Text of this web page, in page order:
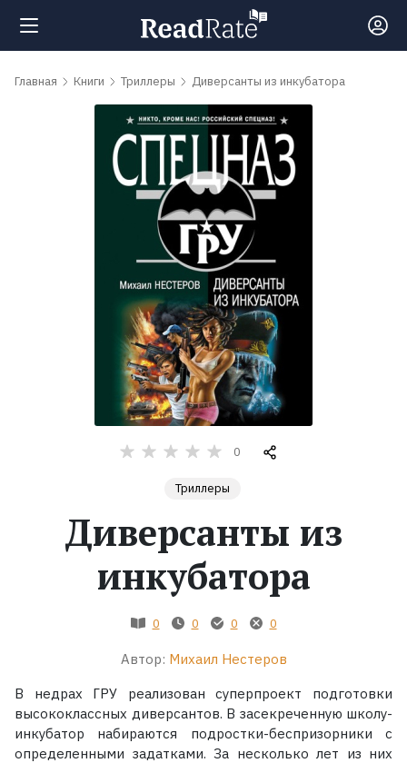
Поиск
обсуждаемые
Экранизации
Главная Книги Триллеры Диверсанты из инкубатора
0
Триллеры
Диверсанты из
инкубатора
0 0 0 0
Автор: Михаил Нестеров
В недрах ГРУ реализован суперпроект подготовки
высококлассных диверсантов. В засекреченную школу-
инкубатор набираются подростки-беспризорники с
определенными задатками. За несколько лет из них